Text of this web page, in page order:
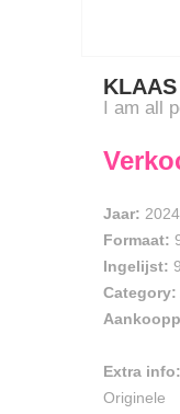
KLAAS
I am all
Jaar: 2024
Formaat:
Ingelijst:
Category:
Extra info: